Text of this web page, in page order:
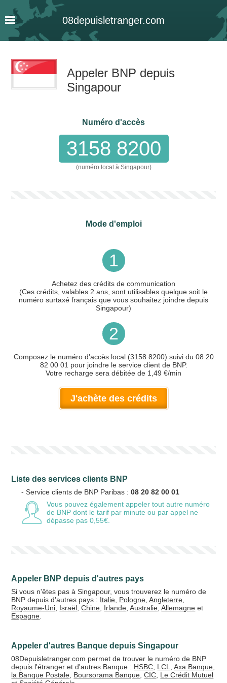
08depuisletranger.com
Appeler BNP depuis
Singapour
Numéro d'accès
3158 8200
(numéro local à Singapour)
Mode d'emploi
1
Achetez des crédits de communication
(Ces crédits, valables 2 ans, sont utilisables quelque soit le
numéro surtaxé français que vous souhaitez joindre depuis
Singapour)
2
Composez le numéro d'accès local (3158 8200) suivi du 08 20
82 00 01 pour joindre le service client de BNP.
Votre recharge sera débitée de 1,49 €/min
J'achète des crédits
Liste des services clients BNP
- Service clients de BNP Paribas :08 20 82 00 01
Vous pouvez également appeler tout autre numéro
de BNP dont le tarif par minute ou par appel ne
dépasse pas 0,55€.
Appeler BNP depuis d'autres pays
Si vous n'êtes pas à Singapour, vous trouverez le numéro de
BNP depuis d'autres pays : Italie Pologne ,Angleterre
Royaume-Uni Israël ,Chine Irlande ,Australie ,Allemagne et
Espagne
Appeler d'autres Banque depuis Singapour
08Depuisletranger.com permet de trouver le numéro de BNP
depuis l'étranger et d'autres Banque : HSBC LCL ,Axa Banque
la Banque Postale Boursorama Banque ,CIC Le Crédit Mutuel